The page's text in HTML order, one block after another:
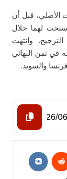
الأصلي، قبل أن
لهما خلال
وانتهت
في ثمن النهائي
والسويد.